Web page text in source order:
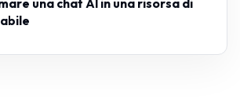
una chat AI in una risorsa di